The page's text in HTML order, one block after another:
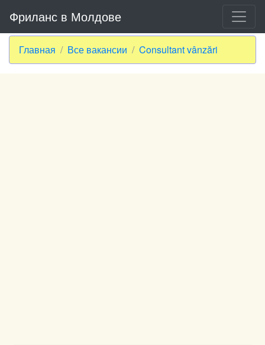
Фриланс в Молдове
Главная Все вакансии Consultant vânzări